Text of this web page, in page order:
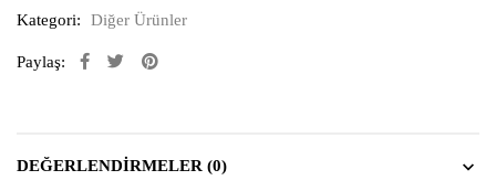
Kategori: Diğer Ürünler
Paylaş:
DEĞERLENDIRMELER (0)